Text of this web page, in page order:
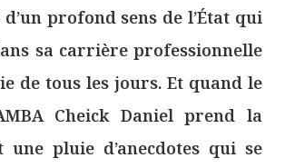
profond sens de l’État qui
sa carrière professionnelle
de tous les jours. Et quand le
Cheick Daniel prend la
une pluie d’anecdotes qui se